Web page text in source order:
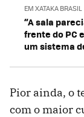
EM XATAKA BRASIL
“A sala
frente do PC
um sistema
Pior ainda, o
com o maior